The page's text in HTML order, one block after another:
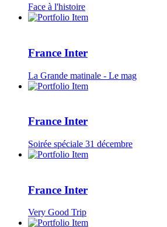
Face à l'histoire
France Inter
La Grande matinale - Le mag
France Inter
Soirée spéciale 31 décembre
France Inter
Very Good Trip